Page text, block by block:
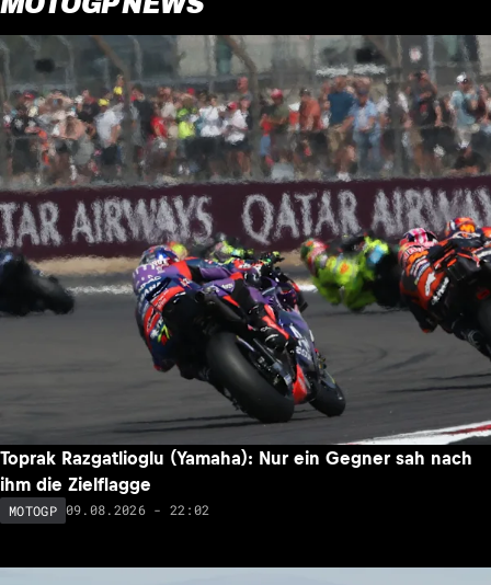
Toprak Razgatlioglu (Yamaha): Nur ein Gegner sah nach
ihm die Zielflagge
MOTOGP 09.08.2026 - 22:02